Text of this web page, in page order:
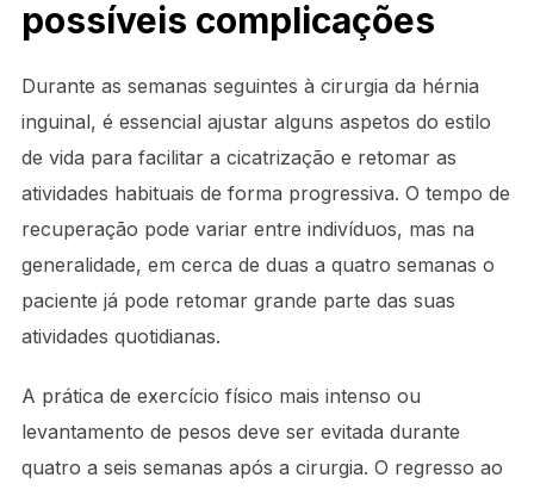
possíveis complicações
Durante as semanas seguintes à cirurgia da hérnia
inguinal, é essencial ajustar alguns aspetos do estilo
de vida para facilitar a cicatrização e retomar as
atividades habituais de forma progressiva. O tempo de
recuperação pode variar entre indivíduos, mas na
generalidade, em cerca de duas a quatro semanas o
paciente já pode retomar grande parte das suas
atividades quotidianas.
A prática de exercício físico mais intenso ou
levantamento de pesos deve ser evitada durante
quatro a seis semanas após a cirurgia. O regresso ao